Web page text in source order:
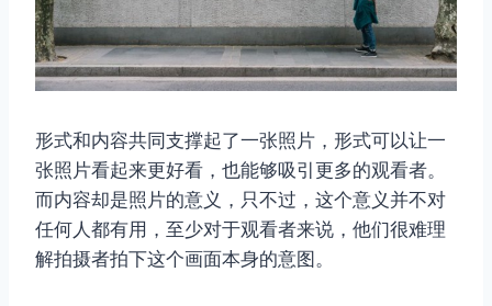
形式和内容共同支撑起了一张照片，形式可以让一
张照片看起来更好看，也能够吸引更多的观看者。
而内容却是照片的意义，只不过，这个意义并不对
任何人都有用，至少对于观看者来说，他们很难理
解拍摄者拍下这个画面本身的意图。